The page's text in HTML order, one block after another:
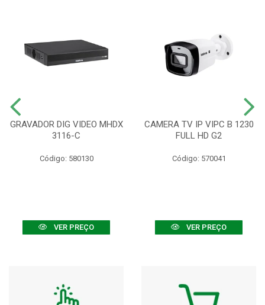
GRAVADOR DIG VIDEO MHDX
3116-C
Código: 580130
VER PREÇO
CAMERA TV IP VIPC B 1230
FULL HD G2
Código: 570041
VER PREÇO